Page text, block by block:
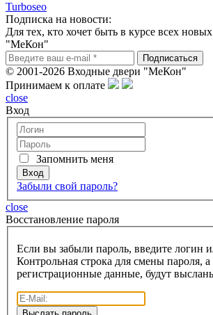
Turboseo
Подписка на новости:
Для тех, кто хочет быть в курсе всех
"МеКон"
© 2001-2026 Входные двери "МеКон"
Принимаем к оплате
close
Вход
Запомнить меня
Забыли свой пароль?
close
Восcтановление пароля
Если вы забыли пароль, введите логин
Контрольная строка для смены пароля,
регистрационные данные, будут